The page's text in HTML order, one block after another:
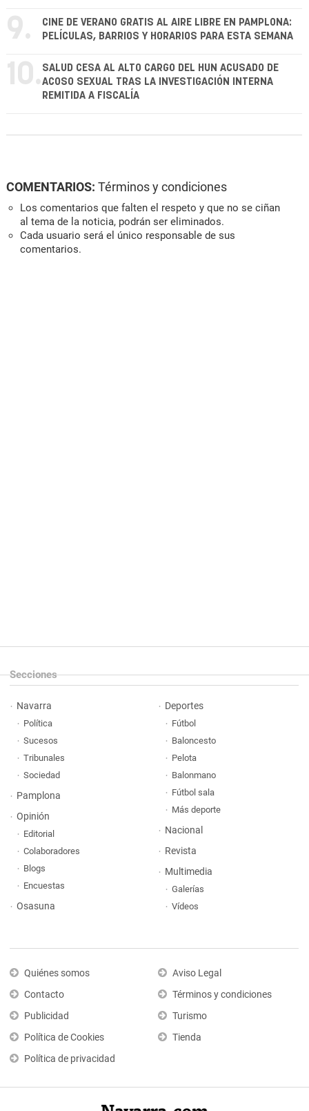
9.
CINE DE VERANO GRATIS AL AIRE LIBRE EN PAMPLONA:
PELÍCULAS, BARRIOS Y HORARIOS PARA ESTA SEMANA
10. SALUD CESA AL ALTO CARGO DEL HUN ACUSADO DE
ACOSO SEXUAL TRAS LA INVESTIGACIÓN INTERNA
REMITIDA A FISCALÍA
COMENTARIOS: Términos y condiciones
Los comentarios que falten el respeto y que no se ciñan
al tema de la noticia, podrán ser eliminados.
Cada usuario será el único responsable de sus
comentarios.
Secciones
Navarra
Política
Sucesos
Tribunales
Sociedad
Pamplona
Opinión
Editorial
Colaboradores
Blogs
Encuestas
Osasuna
Deportes
Fútbol
Baloncesto
Pelota
Balonmano
Fútbol sala
Más deporte
Nacional
Revista
Multimedia
Galerías
Vídeos
Quiénes somos
Contacto
Publicidad
Política de Cookies
Política de privacidad
Aviso Legal
Términos y condiciones
Turismo
Tienda